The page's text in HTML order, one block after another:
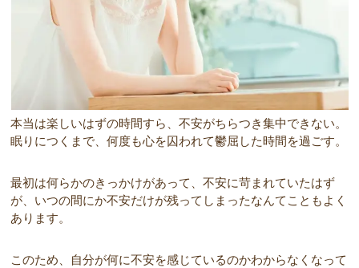
本当は楽しいはずの時間すら、不安がちらつき集中できない。
眠りにつくまで、何度も心を囚われて鬱屈した時間を過ごす。
最初は何らかのきっかけがあって、不安に苛まれていたはず
が、いつの間にか不安だけが残ってしまったなんてこともよく
あります。
このため、自分が何に不安を感じているのかわからなくなって